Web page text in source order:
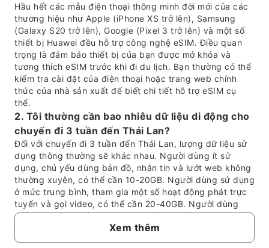
Hầu hết các mẫu điện thoại thông minh đời mới của các
thương hiệu như Apple (iPhone XS trở lên), Samsung
(Galaxy S20 trở lên), Google (Pixel 3 trở lên) và một số
thiết bị Huawei đều hỗ trợ công nghệ eSIM. Điều quan
trọng là đảm bảo thiết bị của bạn được mở khóa và
tương thích eSIM trước khi đi du lịch. Bạn thường có thể
kiểm tra cài đặt của điện thoại hoặc trang web chính
thức của nhà sản xuất để biết chi tiết hỗ trợ eSIM cụ
thể.
2. Tôi thường cần bao nhiêu dữ liệu di động cho
chuyến đi 3 tuần đến Thái Lan?
Đối với chuyến đi 3 tuần đến Thái Lan, lượng dữ liệu sử
dụng thông thường sẽ khác nhau. Người dùng ít sử
dụng, chủ yếu dùng bản đồ, nhắn tin và lướt web không
thường xuyên, có thể cần 10-20GB. Người dùng sử dụng
ở mức trung bình, tham gia một số hoạt động phát trực
tuyến và gọi video, có thể cần 20-40GB. Người dùng
nhiều, với tần suất phát trực tuyến cao, sử dụng mạng
xã hội nhiều và sử dụng điểm phát sóng (hotspot), có
thể cần 40GB trở lên. Hãy xem xét thói quen sử dụng
Xem thêm